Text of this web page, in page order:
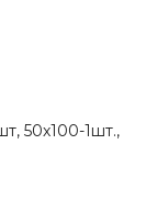
50х100-1шт.,